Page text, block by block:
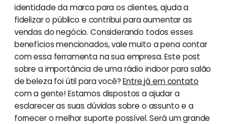
identidade da marca para os clientes, ajuda a
fidelizar o público e contribui para aumentar as
vendas do negócio. Considerando todos esses
benefícios mencionados, vale muito a pena contar
com essa ferramenta na sua empresa. Este post
sobre a importância de uma rádio indoor para salão
de beleza foi útil para você?Entre já em contato
com a gente! Estamos dispostos a ajudar a
esclarecer as suas dúvidas sobre o assunto e a
fornecer o melhor suporte possível. Será um grande